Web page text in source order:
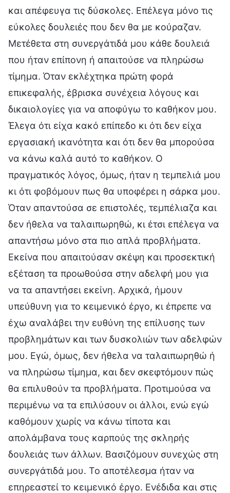
και απέφευγα τις δύσκολες. Επέλεγα μόνο τις
εύκολες δουλειές που δεν θα με κούραζαν.
Μετέθετα στη συνεργάτιδά μου κάθε δουλειά
που ήταν επίπονη ή απαιτούσε να πληρώσω
τίμημα. Όταν εκλέχτηκα πρώτη φορά
επικεφαλής, έβρισκα συνέχεια λόγους και
δικαιολογίες για να αποφύγω το καθήκον μου.
Έλεγα ότι είχα κακό επίπεδο κι ότι δεν είχα
εργασιακή ικανότητα και ότι δεν θα μπορούσα
να κάνω καλά αυτό το καθήκον. Ο
πραγματικός λόγος, όμως, ήταν η τεμπελιά μου
κι ότι φοβόμουν πως θα υποφέρει η σάρκα μου.
Όταν απαντούσα σε επιστολές, τεμπέλιαζα και
δεν ήθελα να ταλαιπωρηθώ, κι έτσι επέλεγα να
απαντήσω μόνο στα πιο απλά προβλήματα.
Εκείνα που απαιτούσαν σκέψη και προσεκτική
εξέταση τα προωθούσα στην αδελφή μου για
να τα απαντήσει εκείνη. Αρχικά, ήμουν
υπεύθυνη για το κειμενικό έργο, κι έπρεπε να
έχω αναλάβει την ευθύνη της επίλυσης των
προβλημάτων και των δυσκολιών των αδελφών
μου. Εγώ, όμως, δεν ήθελα να ταλαιπωρηθώ ή
να πληρώσω τίμημα, και δεν σκεφτόμουν πώς
θα επιλυθούν τα προβλήματα. Προτιμούσα να
περιμένω να τα επιλύσουν οι άλλοι, ενώ εγώ
καθόμουν χωρίς να κάνω τίποτα και
απολάμβανα τους καρπούς της σκληρής
δουλειάς των άλλων. Βασιζόμουν συνεχώς στη
συνεργάτιδά μου. Το αποτέλεσμα ήταν να
επηρεαστεί το κειμενικό έργο. Ενέδιδα και στις